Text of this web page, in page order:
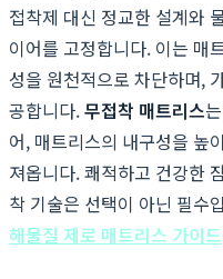
접착제 대신 정교한 설계와
이어를 고정합니다. 이는 매
성을 원천적으로 차단하며,
공합니다.무접착 매트리스
어, 매트리스의 내구성을 높
져옵니다. 쾌적하고 건강한
착 기술은 선택이 아닌 필수
해물질 제로 매트리스 가이드